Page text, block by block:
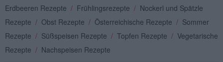
Erdbeeren Rezepte / Frühlingsrezepte / Nockerl und Spätzle
Rezepte / Obst Rezepte / Österreichische Rezepte / Sommer
Rezepte / Süßspeisen Rezepte / Topfen Rezepte / Vegetarische
Rezepte / Nachspeisen Rezepte